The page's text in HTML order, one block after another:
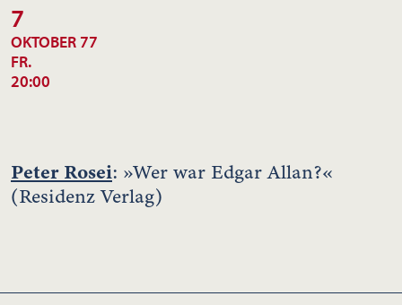
7
OKTOBER 77
FR.
20:00
Peter Rosei: »Wer war Edgar Allan?«
(Residenz Verlag)